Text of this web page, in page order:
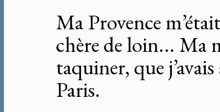
Ma Provence
chère de loin... Ma
taquiner, que
Paris.